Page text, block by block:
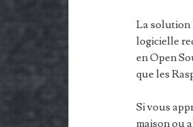
La solution
logicielle
en Open
que les
Si vous
maison ou